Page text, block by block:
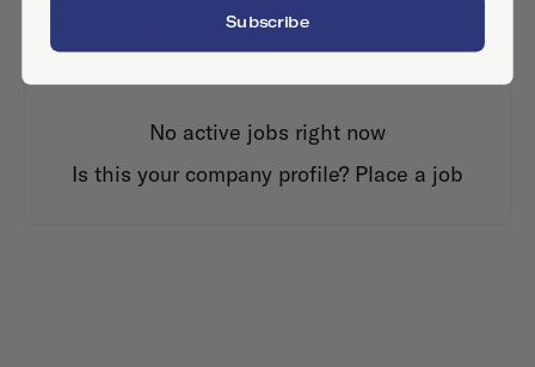
No active jobs right now
Is this your company profile? Place a job
Subscribe